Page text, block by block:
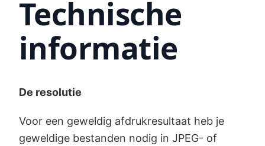
Technische
informatie
De resolutie
Voor een geweldig afdrukresultaat heb je
geweldige bestanden nodig in JPEG- of